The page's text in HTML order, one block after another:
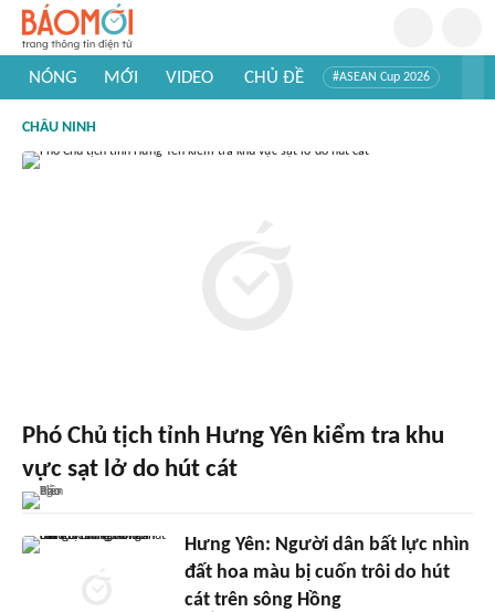
NÓNG MỚI VIDEO CHỦ ĐỀ #ASEAN Cup 2026
#Khám phá thế giới
CHÂU NINH
Phó Chủ tịch tỉnh Hưng Yên kiểm tra khu
vực sạt lở do hút cát
Hưng Yên: Người dân bất lực nhìn
đất hoa màu bị cuốn trôi do hút
cát trên sông Hồng